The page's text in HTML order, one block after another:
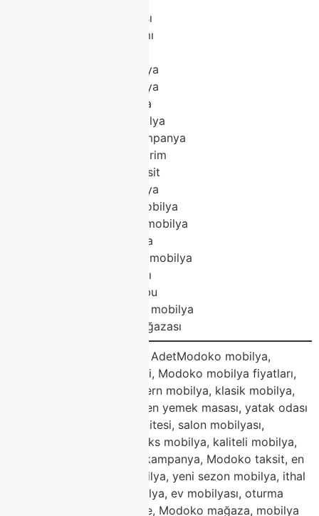
Modoko yemek odası
Modoko koltuk takımı
Modoko salon mobilya
Modoko trend mobilya
Modoko lüks mobilya
Modoko kaliteli mobilya
Modoko mobilya kampanya
Modoko mobilya indirim
Modoko mobilya taksit
Modoko en iyi mobilya
Modoko dayanıklı mobilya
Modoko yeni sezon mobilya
Modoko ithal mobilya
Modoko fonksiyonel mobilya
Modoko ev mobilyası
Modoko oturma grubu
Modoko dekorasyon mobilya
Modoko mobilya mağazası
Blog Etiketleri (Tags) – 30 AdetModoko mobilya,
Modoko mobilya modelleri, Modoko mobilya fiyatları,
Classhome Modoko, modern mobilya, klasik mobilya,
köşe koltuk takımı, porselen yemek masası, yatak odası
takımı, koltuk takımı, tv ünitesi, salon mobilyası,
Modoko 2026 trendleri, lüks mobilya, kaliteli mobilya,
Modoko indirim, mobilya kampanya, Modoko taksit, en
iyi mobilya, dayanıklı mobilya, yeni sezon mobilya, ithal
mobilya, fonksiyonel mobilya, ev mobilyası, oturma
grubu, Modoko Classhome, Modoko mağaza, mobilya